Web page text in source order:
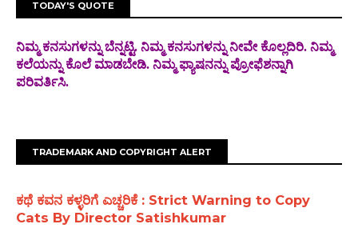
TODAY'S QUOTE
ನಿಮ್ಮ ಕನಸುಗಳನ್ನು ಬೆನ್ನಟ್ಟಿ. ನಿಮ್ಮ ಕನಸುಗಳನ್ನು ನೀವೇ ಕೊಲ್ಲದಿರಿ. ನಿಮ್ಮ
ಕಲೆಯನ್ನು ಕೊಲೆ ಮಾಡಬೇಡಿ. ನಿಮ್ಮ ಫ್ಯಾಷನನ್ನು ಪ್ರೋಫೆಶನ್ನಾಗಿ
ಪರಿವರ್ತಿಸಿ.
TRADEMARK AND COPYRIGHT ALERT
ಕಥೆ ಕವನ ಕಳ್ಳರಿಗೆ ಎಚ್ಚರಿಕೆ : Strict Warning to Copy
Cats By Director Satishkumar